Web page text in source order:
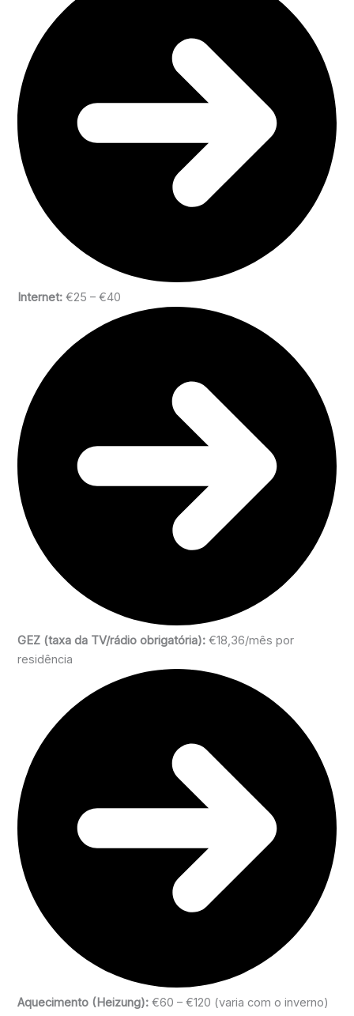
Internet: €25 – €40
GEZ (taxa da TV/rádio obrigatória): €18,36/mês por
residência
Aquecimento (Heizung): €60 – €120 (varia com o inverno)